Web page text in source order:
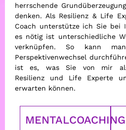
herrschende
denken. Als Resilienz & Life
Coach unterstütze ich Sie bei
es nötig ist unterschiedliche
verknüpfen. So kann
Perspektivenwechsel
ist es, was Sie von mir als
Resilienz und Life Experte
erwarten können.
MENTALCOACHING